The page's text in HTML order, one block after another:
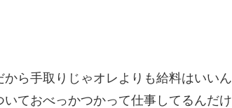
ら手取りじゃオレよりも給料はいいん
ておべっかつかって仕事してるんだけ